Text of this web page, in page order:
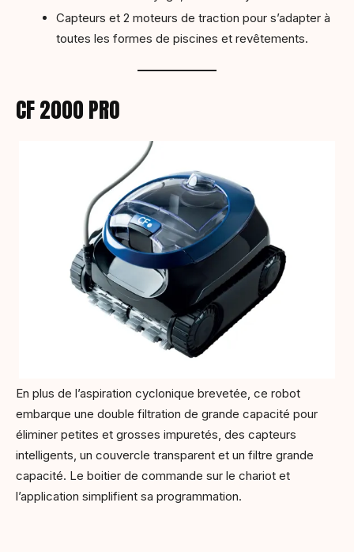
Capteurs et 2 moteurs de traction pour s’adapter à
toutes ​​​​les formes de piscines et revêtements.
CF 2000 PRO
En plus de l’aspiration cyclonique brevetée, ce robot
embarque une double filtration de grande capacité pour
éliminer petites et grosses impuretés, des capteurs
intelligents, un couvercle transparent et un filtre grande
capacité. Le boitier de commande sur le chariot et
l’application simplifient sa programmation.